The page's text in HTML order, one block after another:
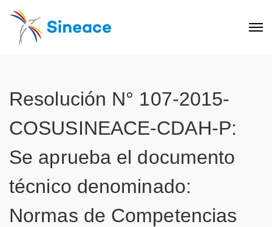
Resolución N° 107-2015-
COSUSINEACE-CDAH-P:
Se aprueba el documento
técnico denominado:
Normas de Competencias